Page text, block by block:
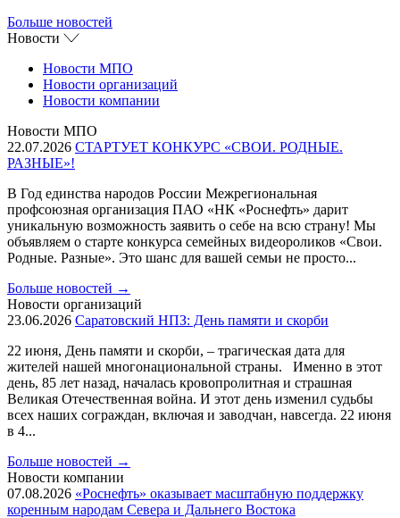
Больше новостей
Новости
Новости МПО
Новости организаций
Новости компании
Новости МПО
22.07.2026 СТАРТУЕТ КОНКУРС «СВОИ. РОДНЫЕ.
РАЗНЫЕ»!
В Год единства народов России Межрегиональная
профсоюзная организация ПАО «НК «Роснефть» дарит
уникальную возможность заявить о себе на всю страну! Мы
объявляем о старте конкурса семейных видеороликов «Свои.
Родные. Разные». Это шанс для вашей семьи не просто...
Больше новостей →
Новости организаций
23.06.2026 Саратовский НПЗ: День памяти и скорби
22 июня, День памяти и скорби, – трагическая дата для
жителей нашей многонациональной страны. Именно в этот
день, 85 лет назад, началась кровопролитная и страшная
Великая Отечественная война. И этот день изменил судьбы
всех наших сограждан, включая и заводчан, навсегда. 22 июня
в 4...
Больше новостей →
Новости компании
07.08.2026 «Роснефть» оказывает масштабную поддержку
коренным народам Севера и Дальнего Востока